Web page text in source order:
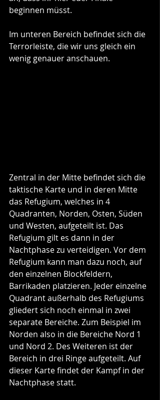
beginnen müsst.
Im unteren Bereich befindet sich die
Terrorleiste, die wir uns gleich ein
wenig genauer anschauen.
Zentral in der Mitte befindet sich die
taktische Karte und in deren Mitte
das Refugium, welches in 4
Quadranten, Norden, Osten, Süden
und Westen, aufgeteilt ist. Das
Refugium gilt es dann in der
Nachtphase zu verteidigen. Vor dem
Refugium kann man dazu noch, auf
den einzelnen Blockfeldern,
Barrikaden platzieren. Jeder einzelne
Quadrant außerhalb des Refugiums
gliedert sich noch einmal in zwei
separate Bereiche. Zum Beispiel im
Norden also in die Bereiche Nord 1
und Nord 2. Des Weiteren ist der
Bereich in drei Ringe aufgeteilt. Auf
dieser Karte findet der Kampf in der
Nachtphase statt.